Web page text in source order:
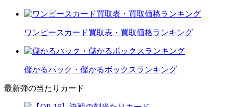
ワンピースカード買取表・買取価格ランキング
儲かるパック・儲かるボックスランキング
最新弾の当たりカード